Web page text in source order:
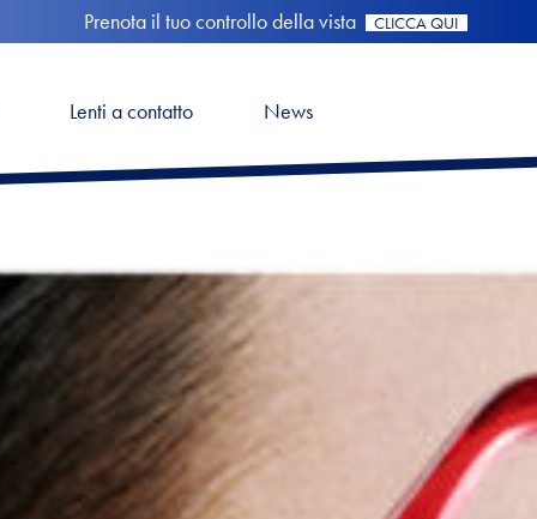
Prenota il tuo controllo della vista CLICCA QUI
Lenti a contatto
News